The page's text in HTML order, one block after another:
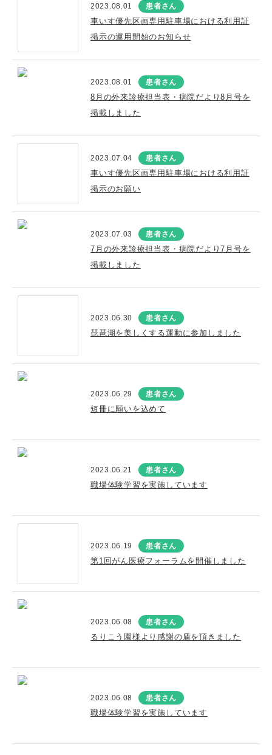
2023.08.01 患者さん
車いす優先区画専用駐車場における利用証
掲示の運用開始のお知らせ
2023.08.01 患者さん
8月の外来診療担当表・病院だより8月号を
掲載しました
2023.07.04 患者さん
車いす優先区画専用駐車場における利用証
掲示のお願い
2023.07.03 患者さん
7月の外来診療担当表・病院だより7月号を
掲載しました
2023.06.30 患者さん
琵琶湖を美しくする運動に参加しました
2023.06.29 患者さん
短冊に願いを込めて
2023.06.21 患者さん
職場体験学習を実施しています
2023.06.19 患者さん
第1回がん医療フォーラムを開催しました
2023.06.08 患者さん
るりこう園様より感謝の盾を頂きました
2023.06.08 患者さん
職場体験学習を実施しています